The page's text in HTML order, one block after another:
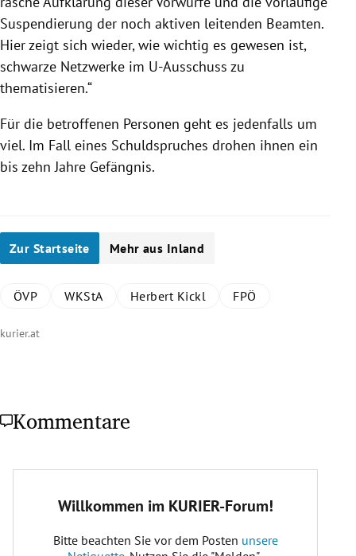
Suspendierung der noch aktiven leitenden Beamten.
Hier zeigt sich wieder, wie wichtig es gewesen ist,
schwarze Netzwerke im U-Ausschuss zu
thematisieren.“
Für die betroffenen Personen geht es jedenfalls um
viel. Im Fall eines Schuldspruches drohen ihnen ein
bis zehn Jahre Gefängnis.
Zur Startseite Mehr aus Inland
ÖVP WKStA Herbert Kickl FPÖ
kurier.at
Kommentare